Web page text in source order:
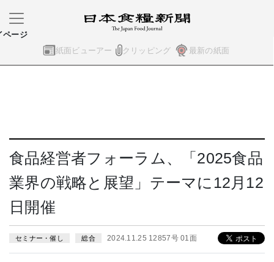
紙面ビューアー クリッピング 最新の紙面
ページ
食品経営者フォーラム、「2025食品
業界の戦略と展望」テーマに12月12
日開催
セミナー・催し 総合 2024.11.25 12857号 01面